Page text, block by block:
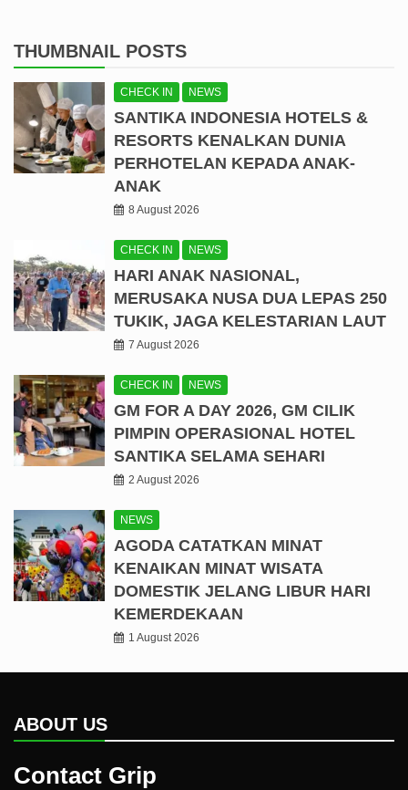
THUMBNAIL POSTS
CHECK IN NEWS
SANTIKA INDONESIA HOTELS &
RESORTS KENALKAN DUNIA
PERHOTELAN KEPADA ANAK-
ANAK
8 August 2026
CHECK IN NEWS
HARI ANAK NASIONAL,
MERUSAKA NUSA DUA LEPAS 250
TUKIK, JAGA KELESTARIAN LAUT
7 August 2026
CHECK IN NEWS
GM FOR A DAY 2026, GM CILIK
PIMPIN OPERASIONAL HOTEL
SANTIKA SELAMA SEHARI
2 August 2026
NEWS
AGODA CATATKAN MINAT
KENAIKAN MINAT WISATA
DOMESTIK JELANG LIBUR HARI
KEMERDEKAAN
1 August 2026
ABOUT US
Contact Grip